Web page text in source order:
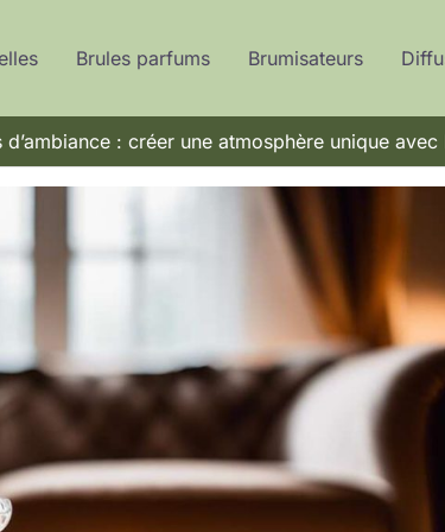
Brules parfums Brumisateurs
d’ambiance : créer une atmosphère unique